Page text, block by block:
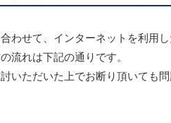
わせて、インターネットを利用し
流れは下記の通りです。
いただいた上でお断り頂いても